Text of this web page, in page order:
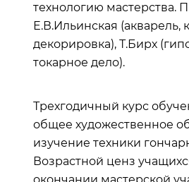
технологию мастерства.
Е.В.Ильинская (акварель,
декорировка), Т.Бирх
токарное дело).
Трехгодичный курс
общее художественное
изучение техники
Возрастной ценз